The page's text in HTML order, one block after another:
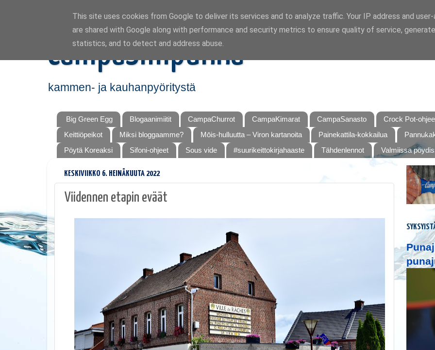
CampaSimpukka
kammen- ja kauhanpyöritystä
Big Green Egg Blogaanimiitit CampaChurrot CampaKimarat CampaSanasto
Crock Pot-
Keittiöpeikot
Miksi bloggaamme? Mōis-hulluutta – Viron kartanoita Painekattila-kokkailua
Pöytä Koreaksi
Sifoni-ohjeet Sous vide #suurikeittokirjahaaste Tähdenlennot Valmiissa
KESKIVIIKKO 6. HEINÄKUUTA 2022
Viidennen etapin eväät
This site uses cookies from Google to deliver its services and to analyze traffic. Your IP address and
are shared with Google along with performance and security metrics to ensure quality of service,
statistics, and to detect and address abuse.